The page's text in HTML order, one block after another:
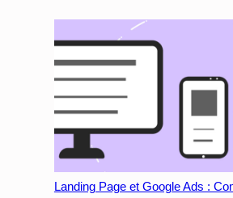
Landing Page et Google Ads :